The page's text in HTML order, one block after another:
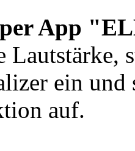
per App
Lautstärke,
ein
auf.